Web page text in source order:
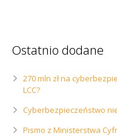
Ostatnio dodane
270 mln zł na
LCC?
Cyberbezpieczeństwo
Pismo z Ministerstwa